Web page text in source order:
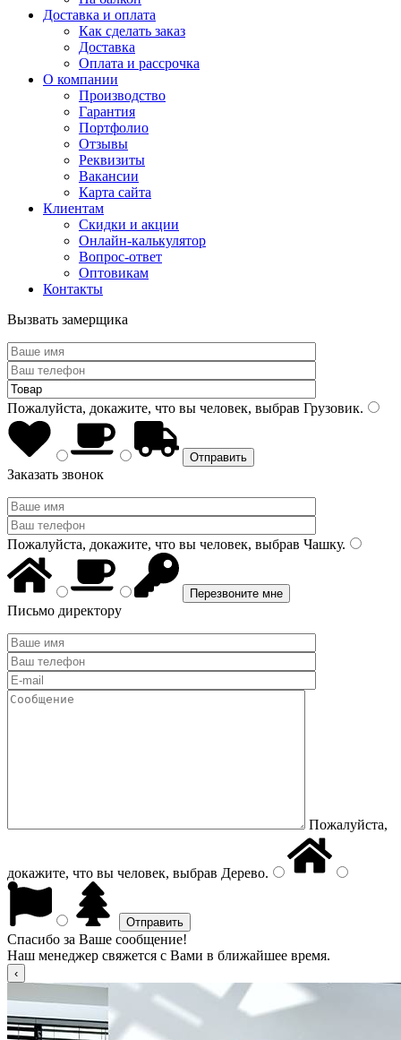
Доставка и оплата
Как сделать заказ
Доставка
Оплата и рассрочка
О компании
Производство
Гарантия
Портфолио
Отзывы
Реквизиты
Вакансии
Карта сайта
Клиентам
Скидки и акции
Онлайн-калькулятор
Вопрос-ответ
Оптовикам
Контакты
Вызвать замерщика
Пожалуйста, докажите, что вы человек, выбрав Грузовик.
Заказать звонок
Пожалуйста, докажите, что вы человек, выбрав Чашку.
Письмо директору
Пожалуйста,
докажите, что вы человек, выбрав Дерево.
Спасибо за Ваше сообщение!
Наш менеджер свяжется с Вами в ближайшее время.